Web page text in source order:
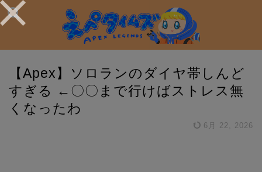
【Apex】ソロランのダイヤ帯しんど
すぎる ←〇〇まで行けばストレス無
くなったわ
6月 22, 2026